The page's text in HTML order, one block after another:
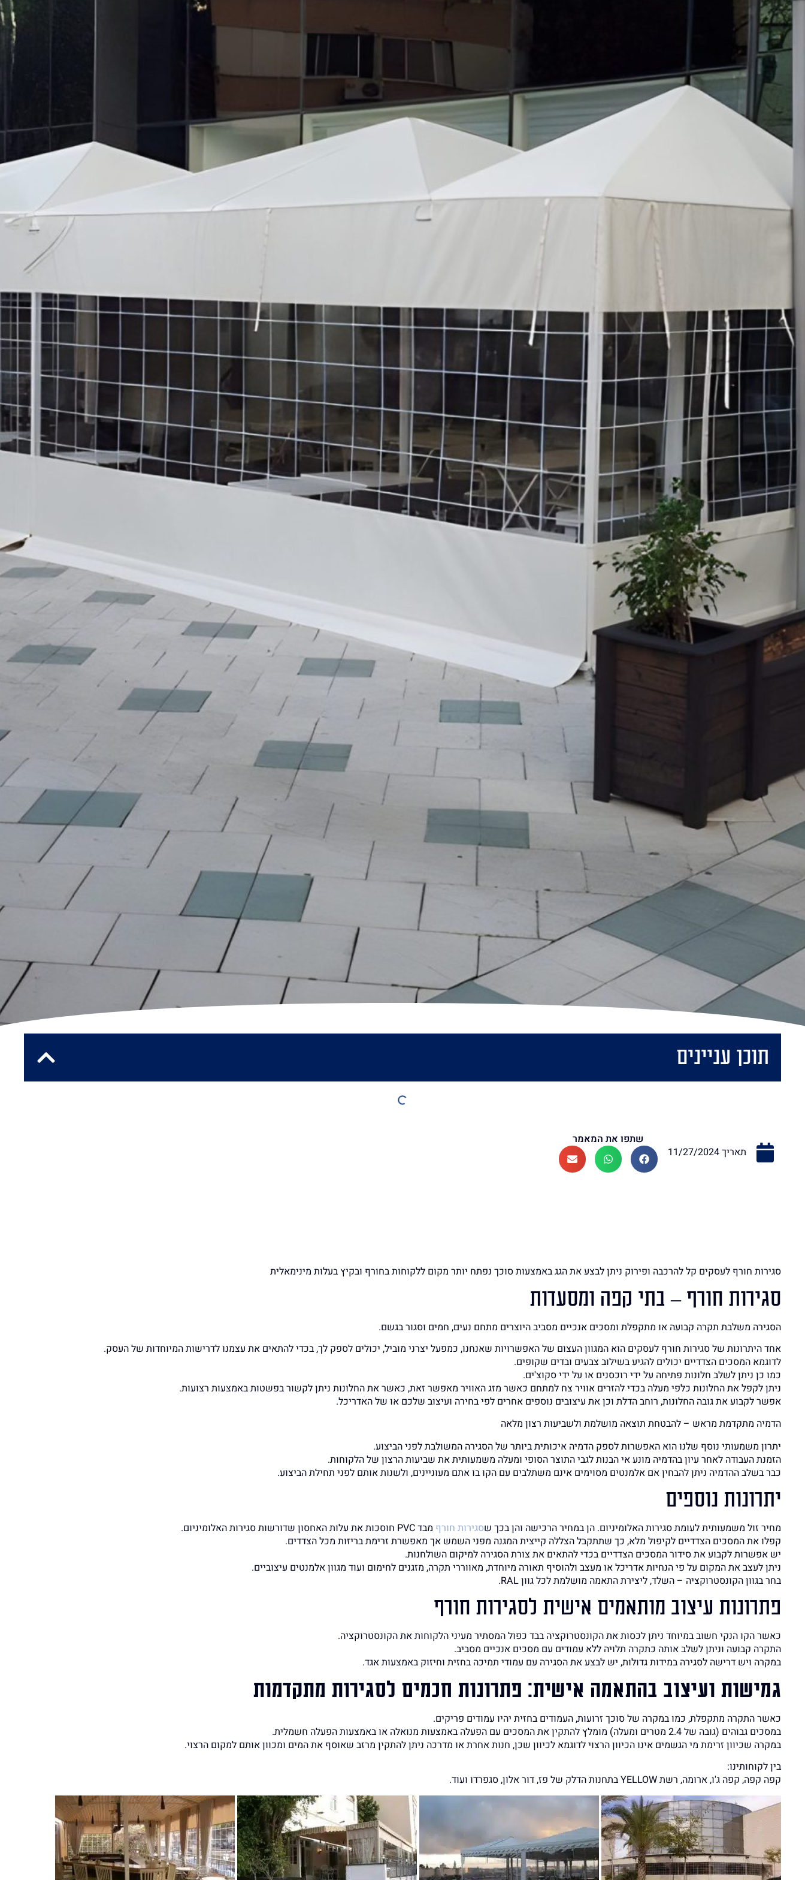
תוכן עניינים
תאריך11/27/2024
שתפו את המאמר
סגירות חורף לעסקים קל להרכבה ופירוק ניתן לבצע את הגג באמצעות סוכך נפתח יותר מקום ללקוחות בחורף ובקיץ בעלות מינימאלית
סגירות חורף – בתי קפה ומסעדות
הסגירה משלבת תקרה קבועה או מתקפלת ומסכים אנכיים מסביב היוצרים מתחם נעים, חמים וסגור בגשם.
אחד היתרונות של סגירות חורף לעסקים הוא המגוון העצום של האפשרויות שאנחנו, כמפעל יצרני מוביל, יכולים לספק לך, בכדי להתאים את עצמנו לדרישות המיוחדות של העסק.
לדוגמא המסכים הצדדיים יכולים להגיע בשילוב צבעים ובדים שקופים.
כמו כן ניתן לשלב חלונות פתיחה על ידי רוכסנים או על ידי סקוצ'ים.
ניתן לקפל את החלונות כלפי מעלה בכדי להזרים אוויר צח למתחם כאשר מזג האוויר מאפשר זאת, כאשר את החלונות ניתן לקשור בפשטות באמצעות רצועות.
אפשר לקבוע את גובה החלונות, רוחב הדלת וכן את עיצובים נוספים אחרים לפי בחירה ועיצוב שלכם או של האדריכל.
הדמיה מתקדמת מראש – להבטחת תוצאה מושלמת ולשביעות רצון מלאה
יתרון משמעותי נוסף שלנו הוא האפשרות לספק הדמיה איכותית ביותר של הסגירה המשולבת לפני הביצוע.
הזמנת העבודה לאחר עיון בהדמיה מונע אי הבנות לגבי התוצר הסופי ומעלה משמעותית את שביעות הרצון של הלקוחות.
כבר בשלב ההדמיה ניתן להבחין אם אלמנטים מסוימים אינם משתלבים עם הקו בו אתם מעוניינים, ולשנות אותם לפני תחילת הביצוע.
יתרונות נוספים
מחיר זול משמעותית לעומת סגירות האלומיניום. הן במחיר הרכישה והן בכך שסגירות חורף מבד PVC חוסכות את עלות האחסון שדורשות סגירות האלומיניום.
קפלו את המסכים הצדדיים לקיפול מלא, כך שתתקבל הצללה קייצית המגנה מפני השמש אך מאפשרת זרימת בריזות מכל הצדדים.
יש אפשרות לקבוע את סידור המסכים הצדדיים בכדי להתאים את צורת הסגירה למיקום השולחנות.
ניתן לעצב את המקום על פי הנחיות אדריכל או מעצב ולהוסיף תאורה מיוחדת, מאווררי תקרה, מזגנים לחימום ועוד מגוון אלמנטים עיצוביים.
בחר בגוון הקונסטרוקציה – השלד, ליצירת התאמה מושלמת לכל גוון RAL.
פתרונות עיצוב מותאמים אישית לסגירות חורף
כאשר הקו הנקי חשוב במיוחד ניתן לכסות את הקונסטרוקציה בבד כפול המסתיר מעיני הלקוחות את הקונסטרוקציה.
התקרה קבועה וניתן לשלב אותה כתקרה תלויה ללא עמודים עם מסכים אנכיים מסביב.
במקרה ויש דרישה לסגירה במידות גדולות, יש לבצע את הסגירה עם עמודי תמיכה בחזית וחיזוק באמצעות אגד.
גמישות ועיצוב בהתאמה אישית: פתרונות חכמים לסגירות מתקדמות
כאשר התקרה מתקפלת, כמו במקרה של סוכך זרועות, העמודים בחזית יהיו עמודים פריקים.
במסכים גבוהים (גובה של 2.4 מטרים ומעלה) מומלץ להתקין את המסכים עם הפעלה באמצעות מנואלה או באמצעות הפעלה חשמלית.
במקרה שכיוון זרימת מי הגשמים אינו הכיוון הרצוי לדוגמא לכיוון שכן, חנות אחרת או מדרכה ניתן להתקין מרזב שאוסף את המים ומכוון אותם למקום הרצוי.
בין לקוחותינו:
קפה קפה, קפה ג'ו, ארומה, רשת YELLOW בתחנות הדלק של פז, דור אלון, סגפרדו ועוד.